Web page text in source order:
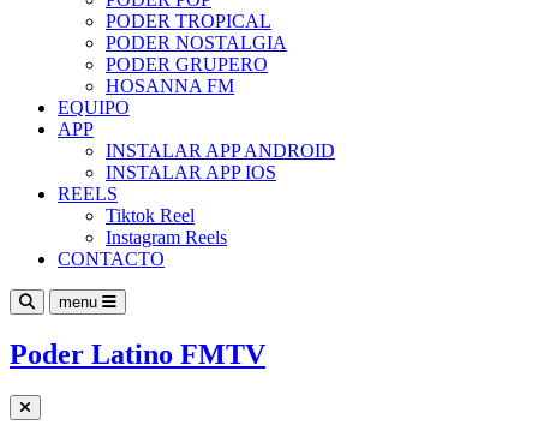
PODER TROPICAL
PODER NOSTALGIA
PODER GRUPERO
HOSANNA FM
EQUIPO
APP
INSTALAR APP ANDROID
INSTALAR APP IOS
REELS
Tiktok Reel
Instagram Reels
CONTACTO
menu
Poder Latino FMTV